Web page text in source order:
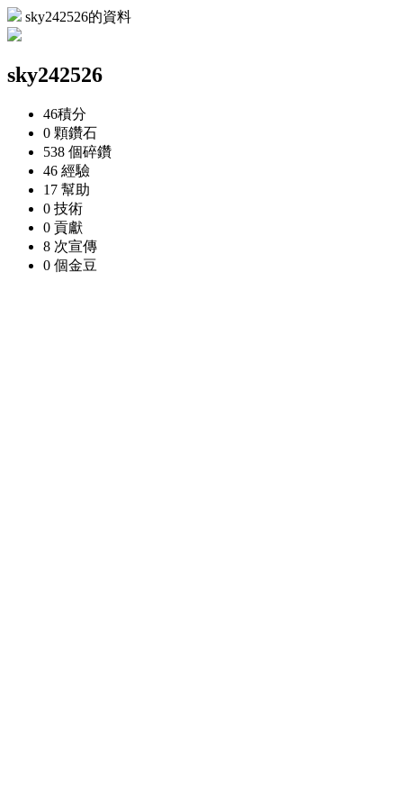
sky242526的資料
sky242526
46積分
0 顆鑽石
538 個碎鑽
46 經驗
17 幫助
0 技術
0 貢獻
8 次宣傳
0 個金豆